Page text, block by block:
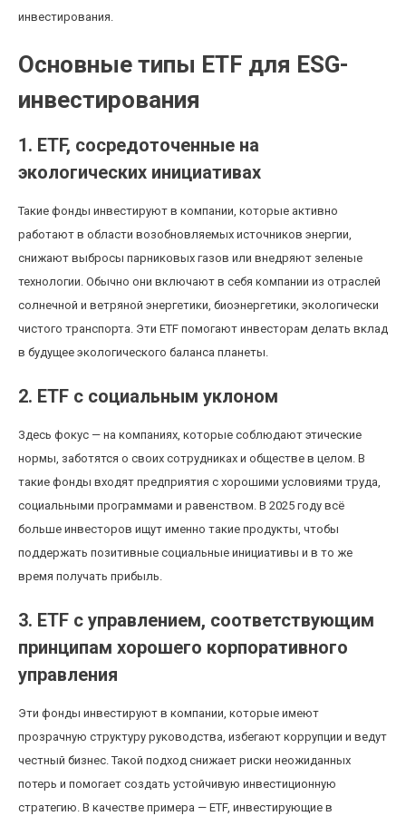
инвестирования.
Основные типы ETF для ESG-
инвестирования
1. ETF, сосредоточенные на
экологических инициативах
Такие фонды инвестируют в компании, которые активно
работают в области возобновляемых источников энергии,
снижают выбросы парниковых газов или внедряют зеленые
технологии. Обычно они включают в себя компании из отраслей
солнечной и ветряной энергетики, биоэнергетики, экологически
чистого транспорта. Эти ETF помогают инвесторам делать вклад
в будущее экологического баланса планеты.
2. ETF с социальным уклоном
Здесь фокус — на компаниях, которые соблюдают этические
нормы, заботятся о своих сотрудниках и обществе в целом. В
такие фонды входят предприятия с хорошими условиями труда,
социальными программами и равенством. В 2025 году всё
больше инвесторов ищут именно такие продукты, чтобы
поддержать позитивные социальные инициативы и в то же
время получать прибыль.
3. ETF с управлением, соответствующим
принципам хорошего корпоративного
управления
Эти фонды инвестируют в компании, которые имеют
прозрачную структуру руководства, избегают коррупции и ведут
честный бизнес. Такой подход снижает риски неожиданных
потерь и помогает создать устойчивую инвестиционную
стратегию. В качестве примера — ETF, инвестирующие в